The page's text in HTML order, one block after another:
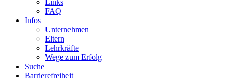
FAQ
Infos
Unternehmen
Eltern
Lehrkräfte
Wege zum Erfolg
Suche
Barrierefreiheit